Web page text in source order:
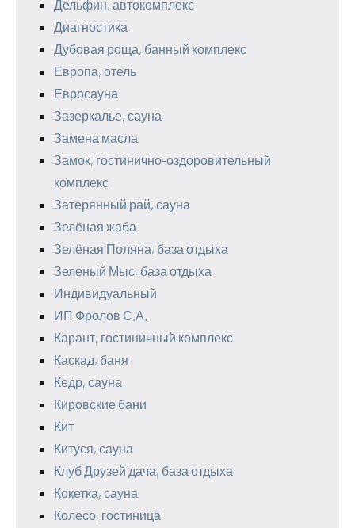
Дельфин, автокомплекс
Диагностика
Дубовая роща, банный комплекс
Европа, отель
Евросауна
Зазеркалье, сауна
Замена масла
Замок, гостинично-оздоровительный
комплекс
Затерянный рай, сауна
Зелёная жаба
Зелёная Поляна, база отдыха
Зеленый Мыс, база отдыха
Индивидуальный
ИП Фролов С.А.
Карант, гостиничный комплекс
Каскад, баня
Кедр, сауна
Кировские бани
Кит
Китуся, сауна
Клуб Друзей дача, база отдыха
Кокетка, сауна
Колесо, гостиница